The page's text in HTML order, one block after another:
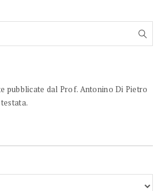
pubblicate dal Prof. Antonino Di Pietro